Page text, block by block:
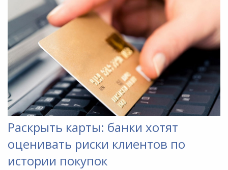
Раскрыть карты: банки хотят
оценивать риски клиентов по
истории покупок